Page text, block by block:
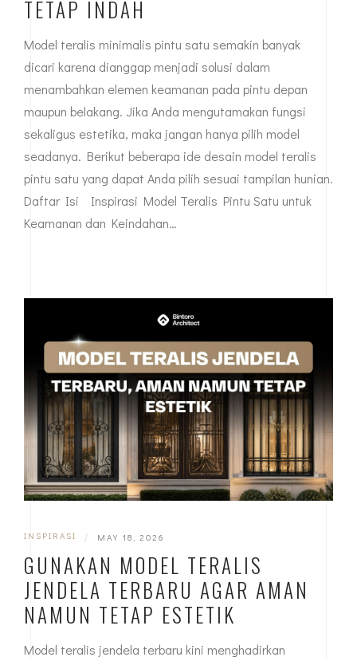
TETAP INDAH
Model teralis minimalis pintu satu semakin banyak
dicari karena dianggap menjadi solusi dalam
menambahkan elemen keamanan pada pintu depan
maupun belakang. Jika Anda mengutamakan fungsi
sekaligus estetika, maka jangan hanya pilih model
seadanya. Berikut beberapa ide desain model teralis
pintu satu yang dapat Anda pilih sesuai tampilan hunian.
Daftar Isi Inspirasi Model Teralis Pintu Satu untuk
Keamanan dan Keindahan…
INSPIRASI | MAY 18, 2026
GUNAKAN MODEL TERALIS
JENDELA TERBARU AGAR AMAN
NAMUN TETAP ESTETIK
Model teralis jendela terbaru kini menghadirkan